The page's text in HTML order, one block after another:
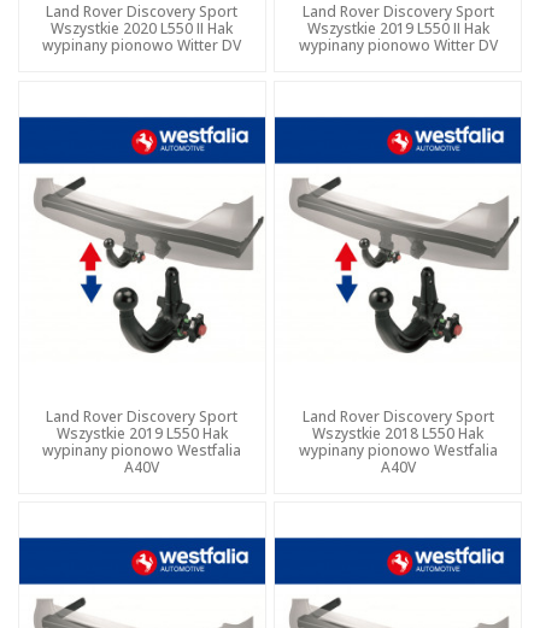
Land Rover Discovery Sport
Wszystkie 2020 L550 II Hak
wypinany pionowo Witter DV
Land Rover Discovery Sport
Wszystkie 2019 L550 II Hak
wypinany pionowo Witter DV
Land Rover Discovery Sport
Wszystkie 2019 L550 Hak
wypinany pionowo Westfalia
A40V
Land Rover Discovery Sport
Wszystkie 2018 L550 Hak
wypinany pionowo Westfalia
A40V